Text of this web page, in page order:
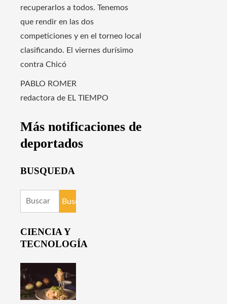
recuperarlos a todos. Tenemos
que rendir en las dos
competiciones y en el torneo local
clasificando. El viernes durísimo
contra Chicó
PABLO ROMER
redactora de EL TIEMPO
Más notificaciones de
deportados
BUSQUEDA
Buscar:
CIENCIA Y
TECNOLOGÍA